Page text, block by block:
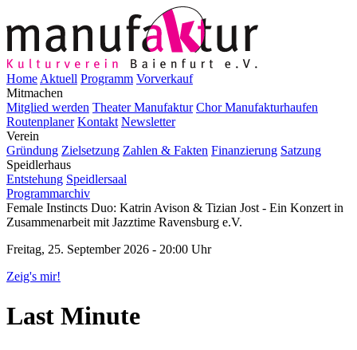
Home Aktuell Programm Vorverkauf
Mitmachen
Mitglied werden Theater Manufaktur Chor Manufakturhaufen
Routenplaner Kontakt Newsletter
Verein
Gründung Zielsetzung Zahlen & Fakten Finanzierung Satzung
Speidlerhaus
Entstehung Speidlersaal
Programmarchiv
Female Instincts Duo: Katrin Avison & Tizian Jost - Ein Konzert in
Zusammenarbeit mit Jazztime Ravensburg e.V.
Freitag, 25. September 2026 - 20:00 Uhr
Zeig's mir!
Last Minute